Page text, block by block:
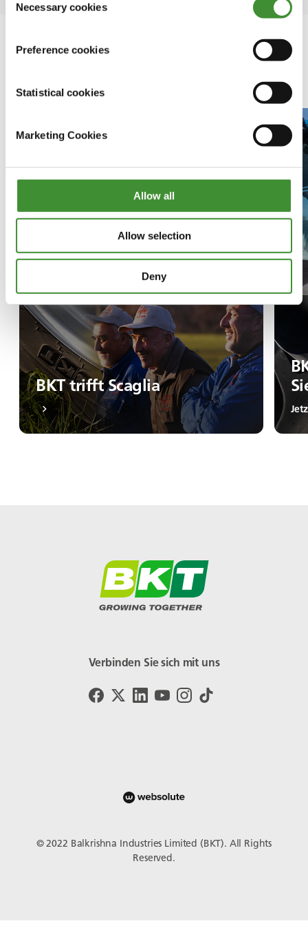
Selection
Necessary cookies
Preference cookies
Statistical cookies
Marketing Cookies
Allow all
Allow selection
Deny
BKT trifft Scaglia
Verbinden Sie sich mit uns
© 2022 Balkrishna Industries Limited (BKT). All Rights
Reserved.